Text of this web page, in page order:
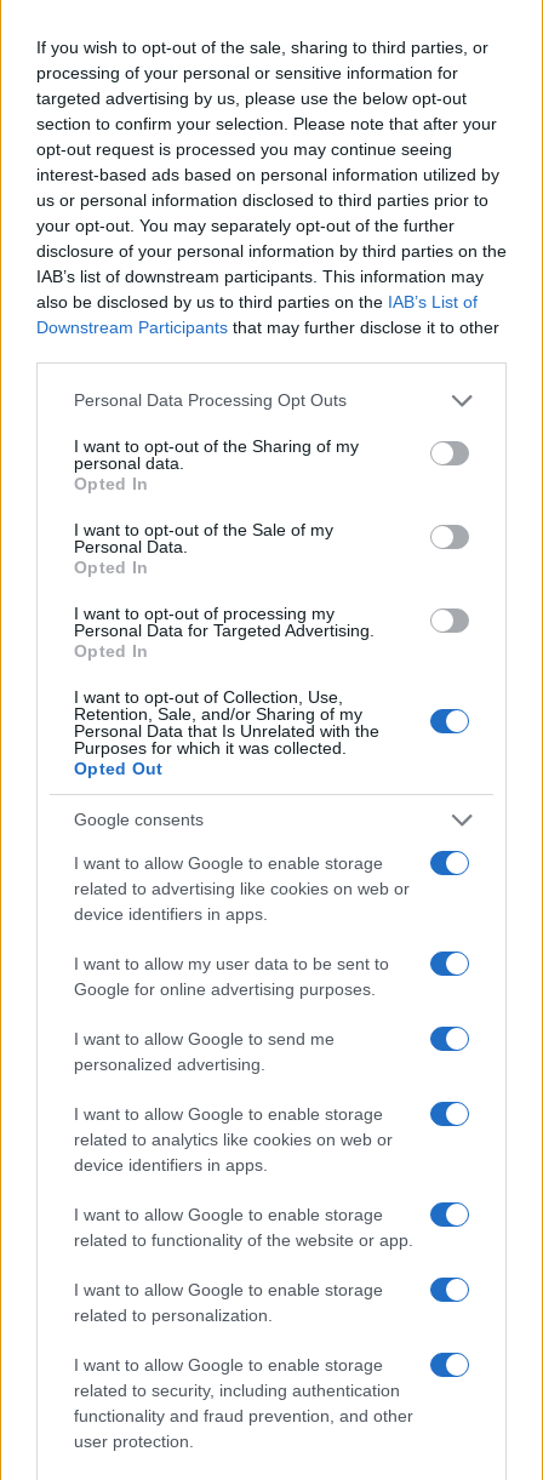
If you wish to opt-out of the sale, sharing to third parties, or
processing of your personal or sensitive information for
targeted advertising by us, please use the below opt-out
section to confirm your selection. Please note that after your
opt-out request is processed you may continue seeing
interest-based ads based on personal information utilized by
us or personal information disclosed to third parties prior to
your opt-out. You may separately opt-out of the further
disclosure of your personal information by third parties on the
IAB’s list of downstream participants. This information may
also be disclosed by us to third parties on the IAB’s List of
Downstream Participants that may further disclose it to other
Please note that this website/app uses one or more Google
not limited to your visit or usage behaviour. You may click to
grant or deny consent to Google and its third-party tags to
use your data for below specified purposes in below Google
consent section.
Personal Data Processing Opt Outs
I want to opt-out of the Sharing of my
personal data.
Opted In
I want to opt-out of the Sale of my
Personal Data.
Opted In
I want to opt-out of processing my
Personal Data for Targeted Advertising.
Opted In
I want to opt-out of Collection, Use,
Retention, Sale, and/or Sharing of my
Personal Data that Is Unrelated with the
Purposes for which it was collected.
Opted Out
Google consents
I want to allow Google to enable storage
related to advertising like cookies on web or
device identifiers in apps.
I want to allow my user data to be sent to
Google for online advertising purposes.
I want to allow Google to send me
personalized advertising.
I want to allow Google to enable storage
related to analytics like cookies on web or
device identifiers in apps.
I want to allow Google to enable storage
related to functionality of the website or app.
I want to allow Google to enable storage
related to personalization.
I want to allow Google to enable storage
related to security, including authentication
functionality and fraud prevention, and other
user protection.
NEWS
CSI Bergamo: Tra Corsi, Eventi e Protezione dei Dati
Francesca Lombardi · 29 Lug 2026
valore educativo
Francesca Lombardi · 27 Lug 2026
NEWS